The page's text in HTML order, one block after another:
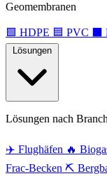
Geomembranen
🟩 HDPE 🟦 PVC
Lösungen nach
✈️ Flughäfen 🔥
Frac-Becken ⛏️